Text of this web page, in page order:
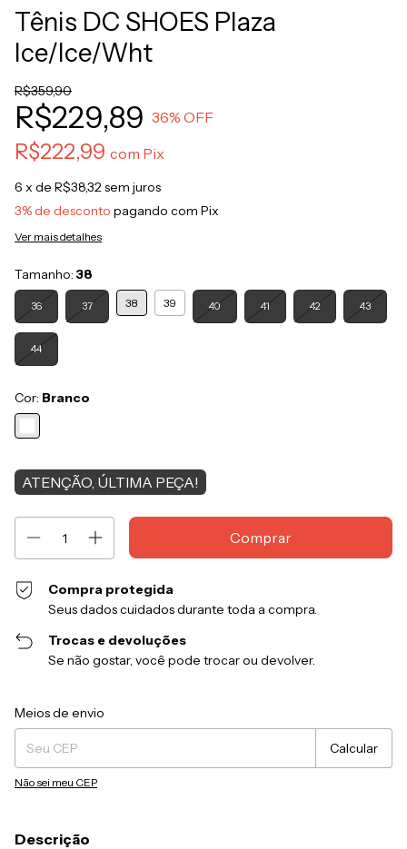
Tênis DC SHOES Plaza
Ice/Ice/Wht
R$359,90
R$229,89 36% OFF
R$222,99 com Pix
6 x de R$38,32sem juros
3% de desconto pagando com Pix
Ver mais detalhes
Tamanho: 38
36 37 38 39 40 41 42 43
44
Cor: Branco
ATENÇÃO, ÚLTIMA PEÇA!
Compra protegida
Seus dados cuidados durante toda a compra.
Trocas e devoluções
Se não gostar, você pode trocar ou devolver.
Entregas para o CEP:
Meios de envio
Calcular
Não sei meu CEP
Descrição